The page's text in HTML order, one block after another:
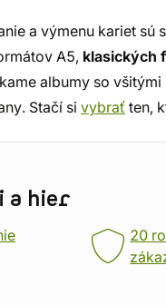
a výmenu kariet sú
A5, klasických
albumy so
Stačí si vybrať ten,
a hier
20